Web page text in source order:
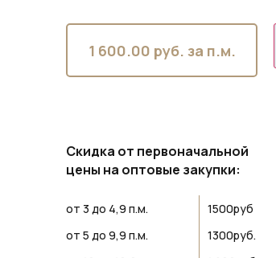
1 600.00 руб. за п.м.
Скидка от первоначальной
цены на оптовые закупки:
от 3 до 4,9 п.м.
1500руб
от 5 до 9,9 п.м.
1300руб.